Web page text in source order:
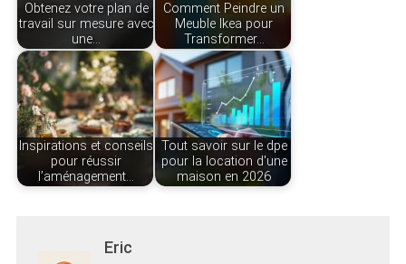
Obtenez votre plan de
travail sur mesure avec
une…
Comment Peindre un
Meuble Ikea pour
Transformer…
Inspirations et conseils
pour réussir
l’aménagement…
Tout savoir sur le dpe
pour la location d'une
maison en 2026
Eric